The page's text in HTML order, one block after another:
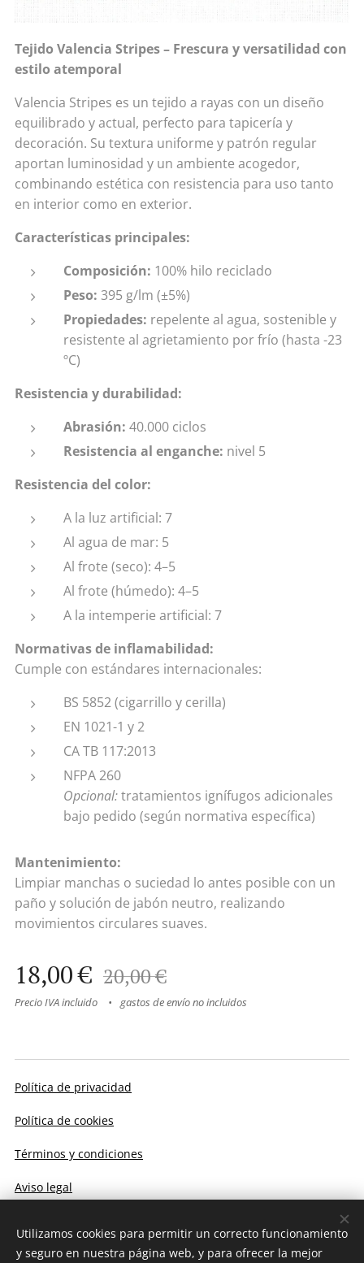
Tejido Valencia Stripes – Frescura y versatilidad con
estilo atemporal
Valencia Stripes es un tejido a rayas con un diseño
equilibrado y actual, perfecto para tapicería y
decoración. Su textura uniforme y patrón regular
aportan luminosidad y un ambiente acogedor,
combinando estética con resistencia para uso tanto
en interior como en exterior.
Características principales:
Composición: 100% hilo reciclado
Peso: 395 g/lm (±5%)
Propiedades: repelente al agua, sostenible y
resistente al agrietamiento por frío (hasta -23
ºC)
Resistencia y durabilidad:
Abrasión: 40.000 ciclos
Resistencia al enganche: nivel 5
Resistencia del color:
A la luz artificial: 7
Al agua de mar: 5
Al frote (seco): 4–5
Al frote (húmedo): 4–5
A la intemperie artificial: 7
Normativas de inflamabilidad:
Cumple con estándares internacionales:
BS 5852 (cigarrillo y cerilla)
EN 1021-1 y 2
CA TB 117:2013
NFPA 260
Opcional:tratamientos ignífugos adicionales
bajo pedido (según normativa específica)
Mantenimiento:
Limpiar manchas o suciedad lo antes posible con un
paño y solución de jabón neutro, realizando
movimientos circulares suaves.
18,00€ 20,00€
Precio IVA incluido gastos de envío no incluidos
Política de privacidad
Política de cookies
Términos y condiciones
Aviso legal
Cookies
Utilizamos cookies para permitir un correcto funcionamiento
y seguro en nuestra página web, y para ofrecer la mejor